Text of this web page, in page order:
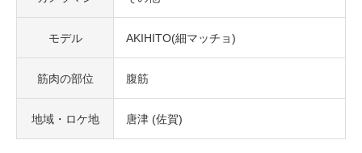
モデル AKIHITO(細マッチョ)
筋肉の部位 腹筋
地域・ロケ地 唐津 (佐賀)